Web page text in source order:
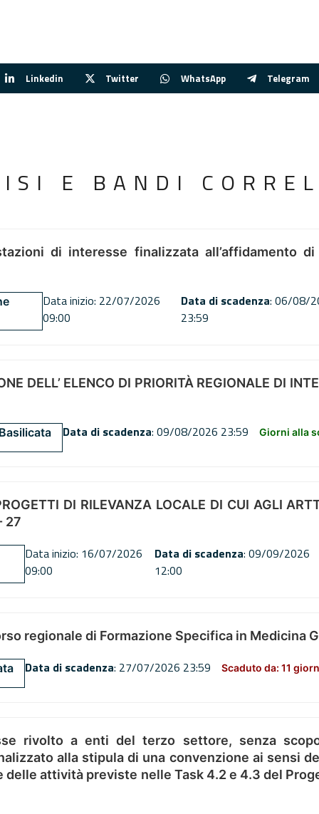
Linkedin Twitter WhatsApp Telegram
E BANDI
di interesse finalizzata all’affidamento
Data inizio: 22/07/2026
09:00
Data di scadenza: 06/08/
23:59
DELL’ ELENCO DI PRIORITÀ REGIONALE DI
Data di scadenza: 09/08/2026 23:59 Giorni alla
DI RILEVANZA LOCALE DI CUI AGLI
27
Data inizio: 16/07/2026
09:00
Data di scadenza: 09/09/2026
12:00
regionale di Formazione Specifica in Medicina
Data di scadenza: 27/07/2026 23:59 Scaduto da: 11
rivolto a enti del terzo settore, senza
alla stipula di una convenzione ai sensi
attività previste nelle Task 4.2 e 4.3 del